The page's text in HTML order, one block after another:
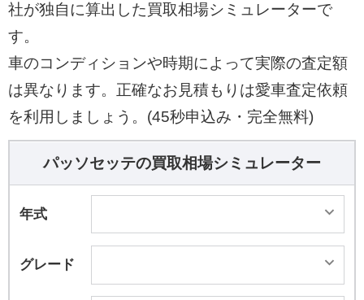
社が独自に算出した買取相場シミュレーターで
す。
車のコンディションや時期によって実際の査定額
は異なります。正確なお見積もりは愛車査定依頼
を利用しましょう。(45秒申込み・完全無料)
パッソセッテの買取相場シミュレーター
年式
グレード